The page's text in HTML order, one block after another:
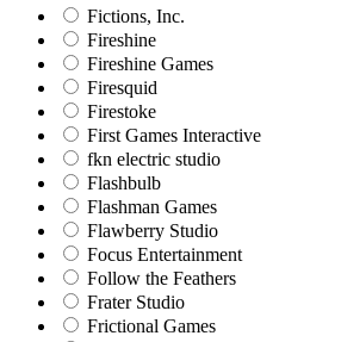
Fictions, Inc.
Fireshine
Fireshine Games
Firesquid
Firestoke
First Games Interactive
fkn electric studio
Flashbulb
Flashman Games
Flawberry Studio
Focus Entertainment
Follow the Feathers
Frater Studio
Frictional Games